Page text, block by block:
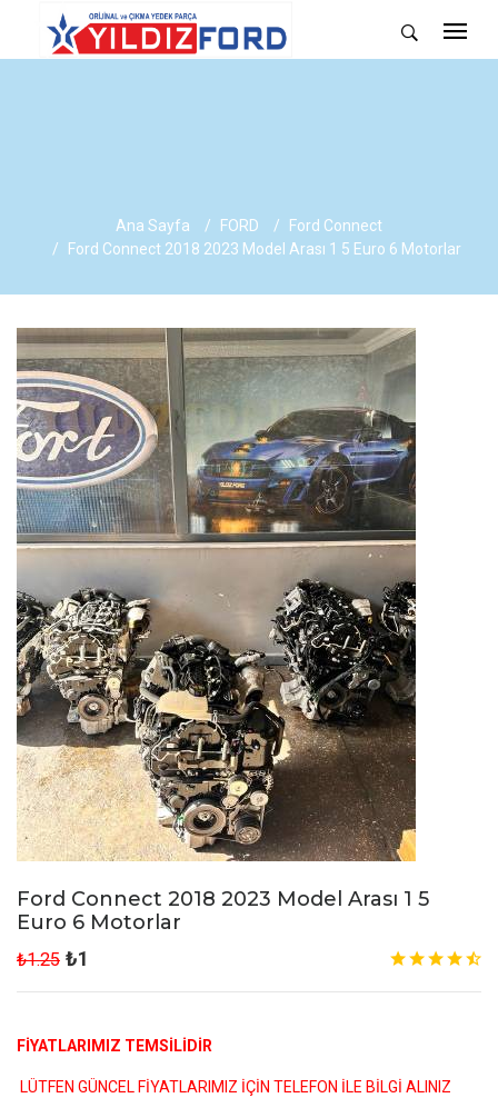
Ana Sayfa FORD
Ford Connect
Ford Connect 2018 2023 Model Arası 1 5 Euro 6 Motorlar
Ford Connect 2018 2023 Model Arası 1 5
Euro 6 Motorlar
₺1.25 ₺1
FİYATLARIMIZ TEMSİLİDİR
LÜTFEN GÜNCEL FİYATLARIMIZ İÇİN TELEFON İLE BİLGİ ALINIZ